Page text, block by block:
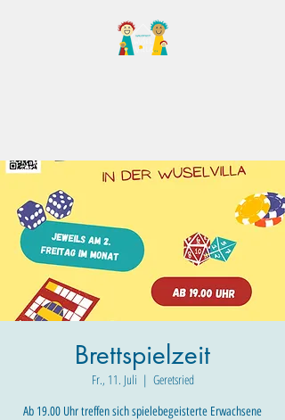
Brettspielzeit
Fr., 11. Juli
  |
Geretsried
Ab 19.00 Uhr treffen sich spielebegeisterte Erwachsene